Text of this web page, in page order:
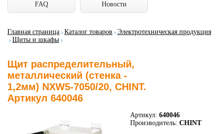
FAQ Новости
Главная страница Каталог товаров
Электротехническая продукция
Щиты и шкафы
Щит распределительный,
металлический (стенка -
1,2мм) NXW5-7050/20, CHINT.
Артикул 640046
Артикул: 640046
Производитель: CHINT